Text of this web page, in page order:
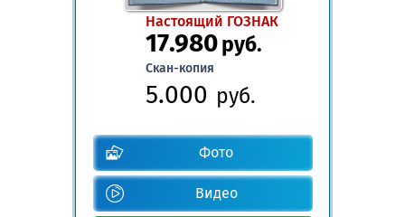
Настоящий ГОЗНАК
17.980руб.
Скан-копия
5.000 руб.
Фото
Видео